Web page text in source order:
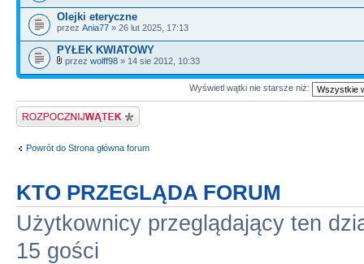
Olejki eteryczne
przez Ania77 » 26 lut 2025, 17:13
PYŁEK KWIATOWY
przez wolff98 » 14 sie 2012, 10:33
Wyświetl wątki nie starsze niż:
Napisz wątek
Powrót do Strona główna forum
KTO PRZEGLĄDA FORUM
Użytkownicy przeglądający ten
15 gości